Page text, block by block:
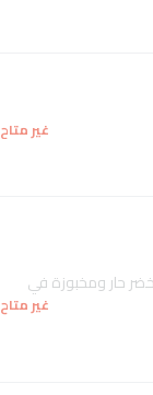
غير متاح
حار ومخبوزة في
غير متاح